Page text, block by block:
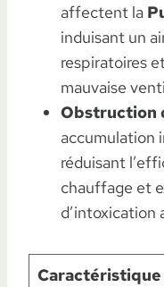
affectent la
induisant un
respiratoires
mauvaise
Obstruction
accumulation
réduisant
chauffage et
d’intoxication
Caractéristique